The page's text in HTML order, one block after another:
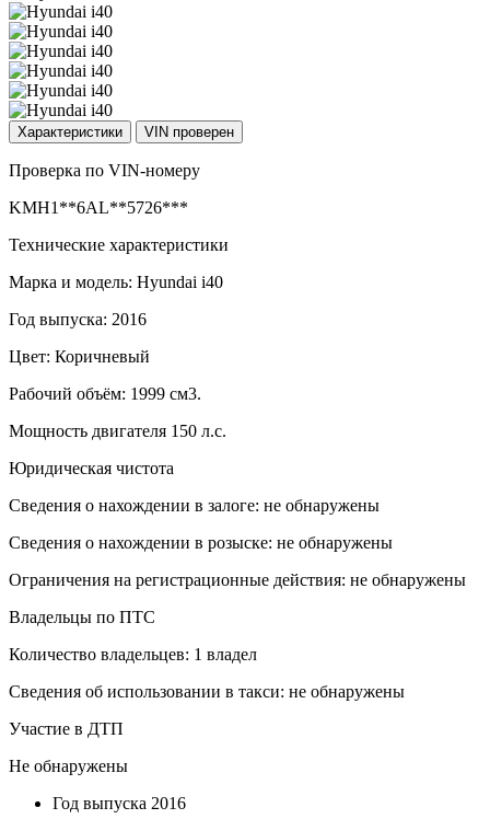
Характеристики VIN проверен
Проверка по VIN-номеру
KMH1**6AL**5726***
Технические характеристики
Марка и модель: Hyundai i40
Год выпуска: 2016
Цвет: Коричневый
Рабочий объём: 1999 см3.
Мощность двигателя 150 л.с.
Юридическая чистота
Сведения о нахождении в залоге: не обнаружены
Сведения о нахождении в розыске: не обнаружены
Ограничения на регистрационные действия: не обнаружены
Владельцы по ПТС
Количество владельцев: 1 владел
Сведения об использовании в такси: не обнаружены
Участие в ДТП
Не обнаружены
Год выпуска 2016